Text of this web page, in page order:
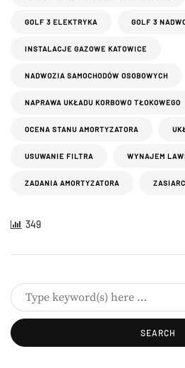
GOLF 3 ELEKTRYKA GOLF 3
INSTALACJE GAZOWE KATOWICE
NADWOZIA SAMOCHODÓW OSOBOWYCH
NAPRAWA UKŁADU KORBOWO TŁOKOWEGO
OCENA STANU AMORTYZATORA
USUWANIE FILTRA WYNAJEM
ZADANIA AMORTYZATORA
349